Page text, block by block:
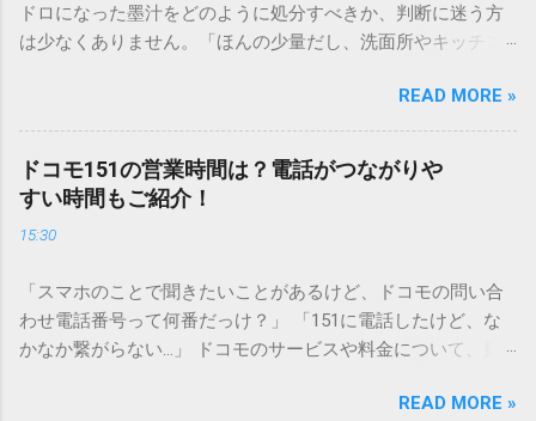
ドロになった墨汁をどのように処分すべきか、判断に迷う方
は少なくありません。「ほんの少量だし、洗面所やキッチン
と、実は予期せぬトラブルを招く原因となります。 墨汁は、
一般的な生活排水とは性質が大きく異なります。そのまま排
水口へ流すことは環境負荷だけでなく、ご自宅の排水設備を
傷める可能性も高いため、非常に危険です。この記事では、
墨汁を安全かつ環境に優しい方法で処分するための手順と、
容器を適切に分別する方法を徹底解説します。 墨汁を「排水
す）」と「膠（にかわ）」、そして水です。これらは非常に
微細かつ独特の粘性を持っているため、下水処理や配管維持
の観点から以下の問題が発生します。 1. 環境への深刻な負荷
施設であっても、これらの微粒子を完全に分解・除去するこ
READ MORE »
ドコモ151の営業時間は？電話がつながりや
すい時間もご紹介！
15:30
「スマホのことで聞きたいことがあるけど、ドコモの問い合
わせ電話番号って何番だっけ？」 「151に電話したけど、な
かなか繋がらない…」 ドコモのサービスや料金について、疑
ンフォメーションセンター」の専用電話番号「151」ですよ
READ MORE »